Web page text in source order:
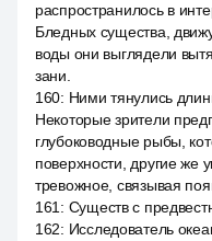
распространилось в
Бледных существа,
воды они выглядели
зани.
160: Ними тянулись
Некоторые зрители
глубоководные рыбы,
поверхности, другие же
тревожное, связывая
161 : Существ с
162: Исследователь